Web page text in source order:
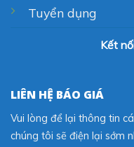
Tuyển dụng
Kết
LIÊN HỆ BÁO GIÁ
Vui lòng để lại thông tin
chúng tôi sẽ điện lại sớm